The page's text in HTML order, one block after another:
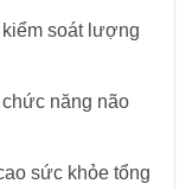
soát lượng
năng não
sức khỏe tổng